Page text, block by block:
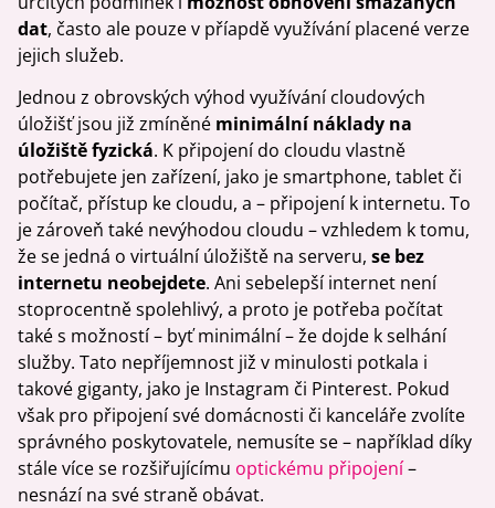
dat, často ale pouze v příapdě využívání placené verze
jejich služeb.
Jednou z obrovských výhod využívání cloudových
úložišť jsou již zmíněné minimální náklady na
úložiště fyzická. K připojení do cloudu vlastně
potřebujete jen zařízení, jako je smartphone, tablet či
počítač, přístup ke cloudu, a – připojení k internetu. To
je zároveň také nevýhodou cloudu – vzhledem k tomu,
že se jedná o virtuální úložiště na serveru, se bez
internetu neobejdete. Ani sebelepší internet není
stoprocentně spolehlivý, a proto je potřeba počítat
také s možností – byť minimální – že dojde k selhání
služby. Tato nepříjemnost již v minulosti potkala i
takové giganty, jako je Instagram či Pinterest. Pokud
však pro připojení své domácnosti či kanceláře zvolíte
správného poskytovatele, nemusíte se – například díky
stále více se rozšiřujícímu optickému připojení–
nesnází na své straně obávat.